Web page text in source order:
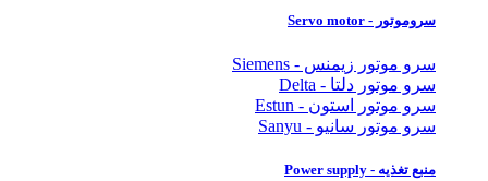
سروموتور - Servo motor
سرو موتور زیمنس - Siemens
سرو موتور دلتا - Delta
سرو موتور استون - Estun
سرو موتور سانیو - Sanyu
منبع تغذیه - Power supply